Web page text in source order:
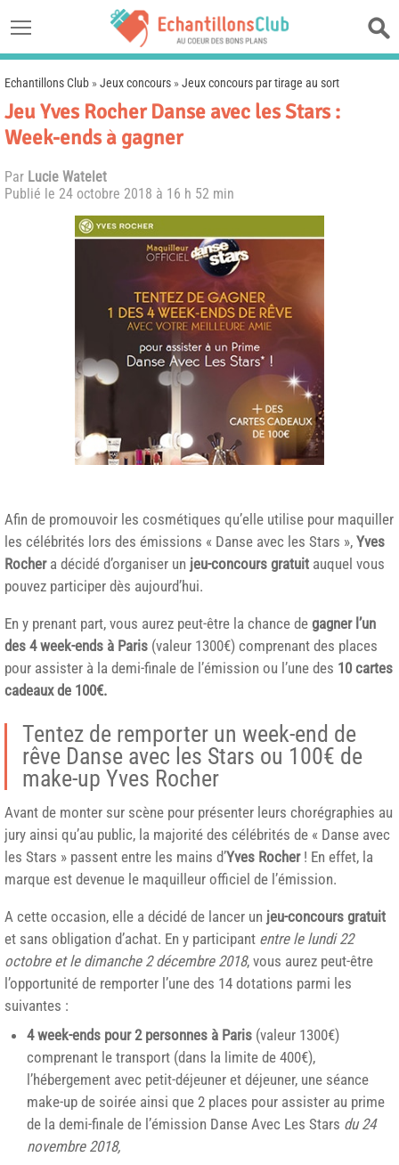
Echantillons Club »Jeux concours »Jeux concours par tirage au sort
Jeu Yves Rocher Danse avec les Stars :
Week-ends à gagner
Par Lucie Watelet
Publié le 24 octobre 2018 à 16 h 52 min
Afin de promouvoir les cosmétiques qu’elle utilise pour maquiller
les célébrités lors des émissions « Danse avec les Stars », Yves
Rochera décidé d’organiser un jeu-concours gratuit auquel vous
pouvez participer dès aujourd’hui.
En y prenant part, vous aurez peut-être la chance de gagner l’un
des 4 week-ends à Paris (valeur 1300€) comprenant des places
pour assister à la demi-finale de l’émission ou l’une des 10 cartes
cadeaux de 100€.
Tentez de remporter un week-end de
rêve Danse avec les Stars ou 100€ de
make-up Yves Rocher
Avant de monter sur scène pour présenter leurs chorégraphies au
jury ainsi qu’au public, la majorité des célébrités de « Danse avec
les Stars » passent entre les mains d’Yves Rocher! En effet, la
marque est devenue le maquilleur officiel de l’émission.
A cette occasion, elle a décidé de lancer un jeu-concours gratuit
et sans obligation d’achat. En y participant entre le lundi 22
octobre et le dimanche 2 décembre 2018, vous aurez peut-être
l’opportunité de remporter l’une des 14 dotations parmi les
suivantes :
4 week-ends pour 2 personnes à Paris (valeur 1300€)
comprenant le transport (dans la limite de 400€),
l’hébergement avec petit-déjeuner et déjeuner, une séance
make-up de soirée ainsi que 2 places pour assister au prime
de la demi-finale de l’émission Danse Avec Les Stars du 24
novembre 2018,